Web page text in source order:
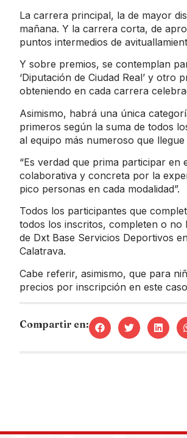
La carrera principal, la de mayor
mañana. Y la carrera corta, de
puntos intermedios de
Y sobre premios, se contemplan
‘Diputación de Ciudad Real’ y
obteniendo en cada carrera
Asimismo, habrá una única
primeros según la suma de todos
al equipo más numeroso que llegue
“Es verdad que prima participar
colaborativa y concreta por la
pico personas en cada modalidad”.
Todos los participantes que
todos los inscritos, completen o
de Dxt Base Servicios Deportivos
Calatrava.
Cabe referir, asimismo, que para
precios por inscripción en este
Compartir en: